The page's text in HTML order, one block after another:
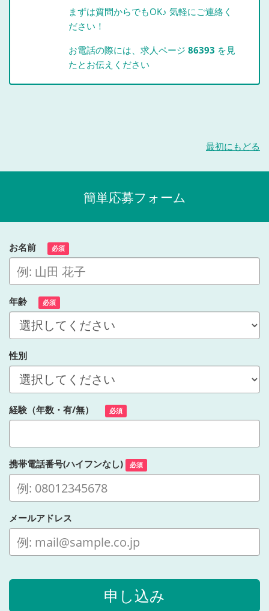
まずは質問からでもOK♪ 気軽にご連絡く
ださい！
お電話の際には、求人ページ86393 を見
たとお伝えください
最初にもどる
簡単応募フォーム
お名前 必須
年齢 必須
性別
経験（年数・有/無） 必須
携帯電話番号(ハイフンなし) 必須
メールアドレス
申し込み